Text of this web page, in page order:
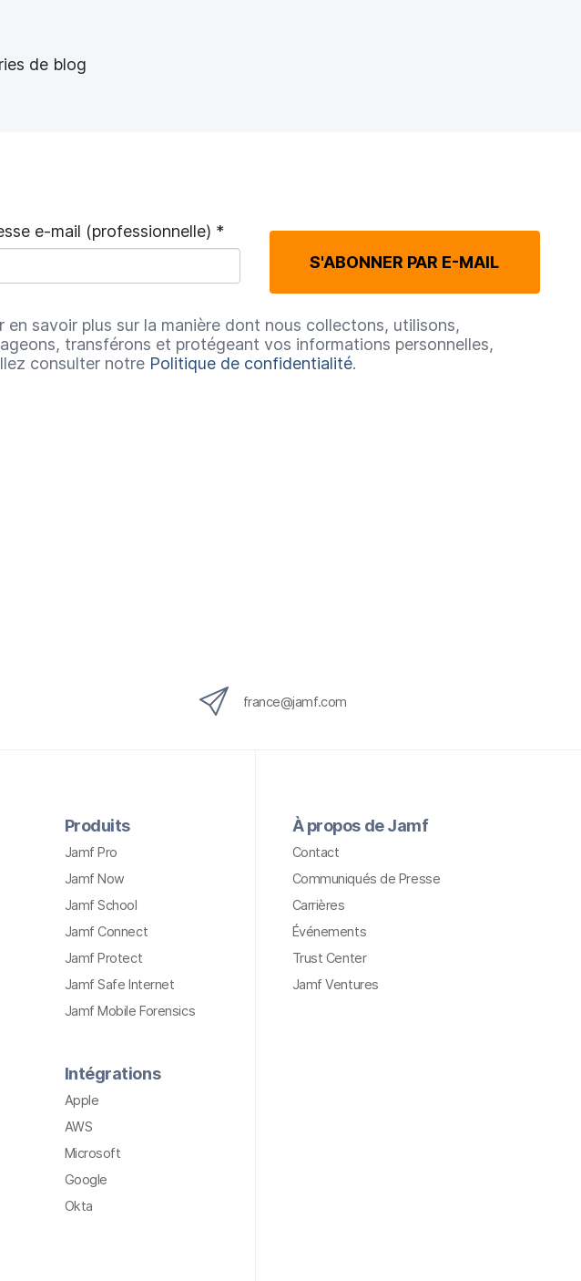
de blog
e-mail (professionnelle) *
l
i
S'ABONNER PAR E-MAIL
en savoir plus sur la manière dont nous collectons, utilisons,
transférons et protégeant vos informations personnelles,
consulter notre Politique de confidentialité.
france@jamf.com
Produits
Jamf Pro
Jamf Now
Jamf School
Jamf Connect
Jamf Protect
Jamf Safe Internet
Jamf Mobile Forensics
Intégrations
Apple
AWS
Microsoft
Google
Okta
À propos de Jamf
Contact
Communiqués de Presse
Carrières
Événements
Trust Center
Jamf Ventures